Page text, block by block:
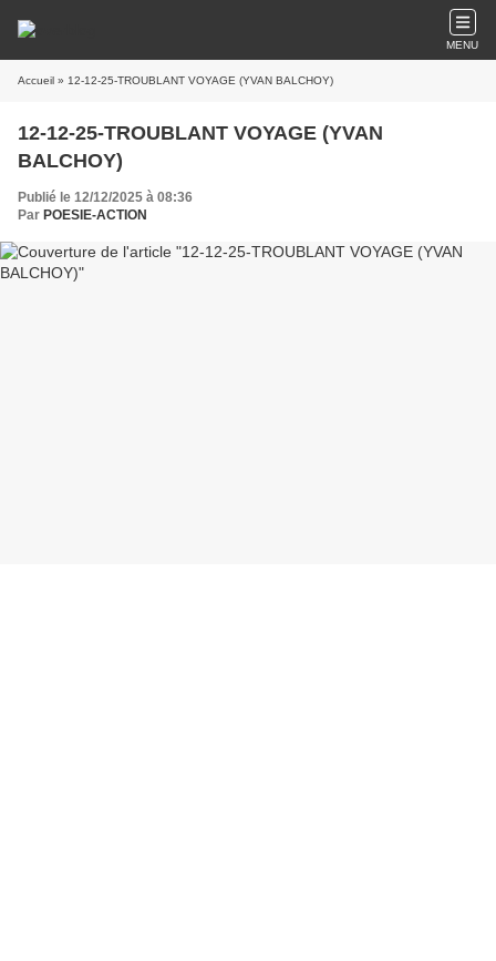
MENU
Accueil » 12-12-25-TROUBLANT VOYAGE (YVAN BALCHOY)
12-12-25-TROUBLANT VOYAGE (YVAN
BALCHOY)
Publié le 12/12/2025 à 08:36
Par POESIE-ACTION